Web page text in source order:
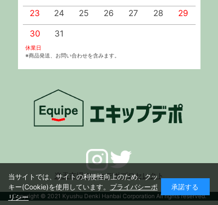
23
24 25 26 27 28 29
30 31
休業日
※商品発送、お問い合わせを含みます。
楽天市場デンキデポプロセレクト
Copyright © 2021 Kyushu Denki Hanbai Corporation All rights reserved.
当サイトでは、サイトの利便性向上のため、クッ
キー(Cookie)を使用しています。 プライバシーポ
リシー
承諾する